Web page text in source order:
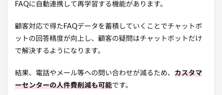
FAQに自動連携して再学習する機能があります。
顧客対応で得たFAQデータを蓄積していくことでチャットボ
ットの回答精度が向上し、顧客の疑問はチャットボットだけ
で解決するようになります。
結果、電話やメール等への問い合わせが減るため、 カスタマ
ーセンターの人件費削減も可能です。